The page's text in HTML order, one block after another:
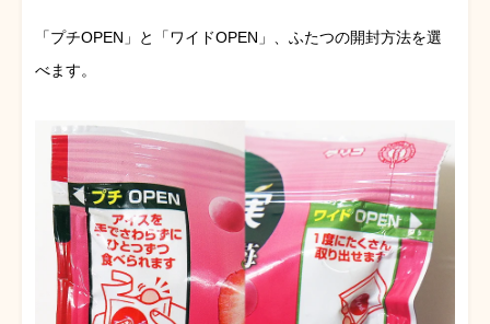
「プチOPEN」と「ワイドOPEN」、ふたつの開封方法を選
べます。